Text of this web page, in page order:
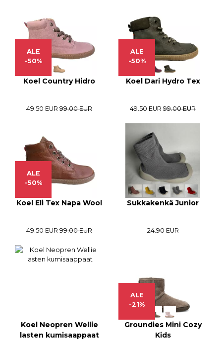
ALE
-50%
Koel Country Hidro
49.50 EUR 99.00 EUR
ALE
-50%
Koel Dari Hydro Tex
49.50 EUR 99.00 EUR
ALE
-50%
Koel Eli Tex Napa Wool
49.50 EUR 99.00 EUR
Sukkakenkä Junior
24.90 EUR
Koel Neopren Wellie
lasten kumisaappaat
ALE
-21%
Groundies Mini Cozy
Kids